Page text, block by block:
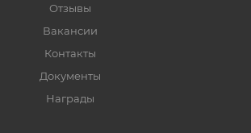
Отзывы
Вакансии
Контакты
Документы
Награды